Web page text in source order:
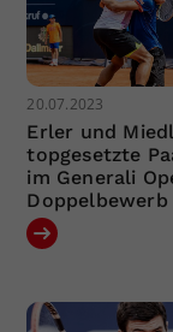
20.07.2023
Erler und
topgesetzte
im Generali
Doppelbewerb